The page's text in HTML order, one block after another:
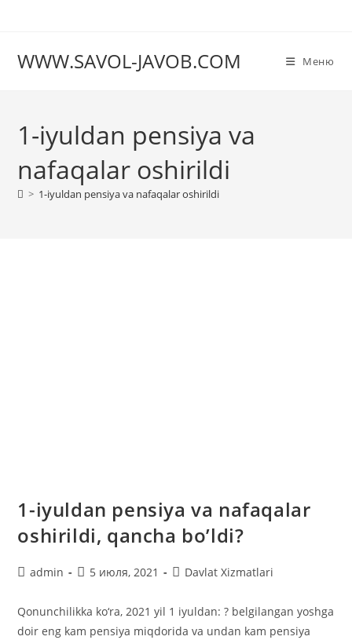
WWW.SAVOL-JAVOB.COM Меню
1-iyuldan pensiya va
nafaqalar oshirildi
> 1-iyuldan pensiya va nafaqalar oshirildi
1-iyuldan pensiya va nafaqalar
oshirildi, qancha bo’ldi?
Автор
admin
Запись
5 июля, 2021
Рубрика
Davlat Xizmatlari
Qonunchilikka ko‘ra, 2021 yil 1 iyuldan: ? belgilangan yoshga
doir eng kam pensiya miqdorida va undan kam pensiya